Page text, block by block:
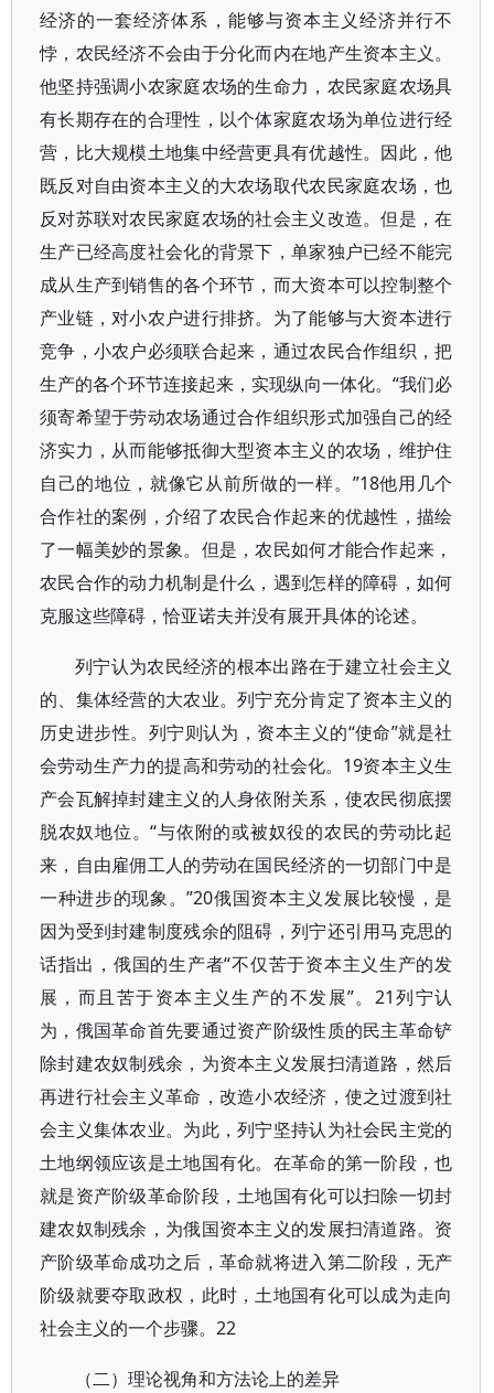
经济的一套经济体系，能够与资本主义经济并行不
悖，农民经济不会由于分化而内在地产生资本主义。
他坚持强调小农家庭农场的生命力，农民家庭农场具
有长期存在的合理性，以个体家庭农场为单位进行经
营，比大规模土地集中经营更具有优越性。因此，他
既反对自由资本主义的大农场取代农民家庭农场，也
反对苏联对农民家庭农场的社会主义改造。但是，在
生产已经高度社会化的背景下，单家独户已经不能完
成从生产到销售的各个环节，而大资本可以控制整个
产业链，对小农户进行排挤。为了能够与大资本进行
竞争，小农户必须联合起来，通过农民合作组织，把
生产的各个环节连接起来，实现纵向一体化。“我们必
须寄希望于劳动农场通过合作组织形式加强自己的经
济实力，从而能够抵御大型资本主义的农场，维护住
自己的地位，就像它从前所做的一样。”18他用几个
合作社的案例，介绍了农民合作起来的优越性，描绘
了一幅美妙的景象。但是，农民如何才能合作起来，
农民合作的动力机制是什么，遇到怎样的障碍，如何
克服这些障碍，恰亚诺夫并没有展开具体的论述。
列宁认为农民经济的根本出路在于建立社会主义
的、集体经营的大农业。列宁充分肯定了资本主义的
历史进步性。列宁则认为，资本主义的“使命”就是社
会劳动生产力的提高和劳动的社会化。19资本主义生
产会瓦解掉封建主义的人身依附关系，使农民彻底摆
脱农奴地位。“与依附的或被奴役的农民的劳动比起
来，自由雇佣工人的劳动在国民经济的一切部门中是
一种进步的现象。”20俄国资本主义发展比较慢，是
因为受到封建制度残余的阻碍，列宁还引用马克思的
话指出，俄国的生产者“不仅苦于资本主义生产的发
展，而且苦于资本主义生产的不发展”。21列宁认
为，俄国革命首先要通过资产阶级性质的民主革命铲
除封建农奴制残余，为资本主义发展扫清道路，然后
再进行社会主义革命，改造小农经济，使之过渡到社
会主义集体农业。为此，列宁坚持认为社会民主党的
土地纲领应该是土地国有化。在革命的第一阶段，也
就是资产阶级革命阶段，土地国有化可以扫除一切封
建农奴制残余，为俄国资本主义的发展扫清道路。资
产阶级革命成功之后，革命就将进入第二阶段，无产
阶级就要夺取政权，此时，土地国有化可以成为走向
社会主义的一个步骤。22
（二）理论视角和方法论上的差异